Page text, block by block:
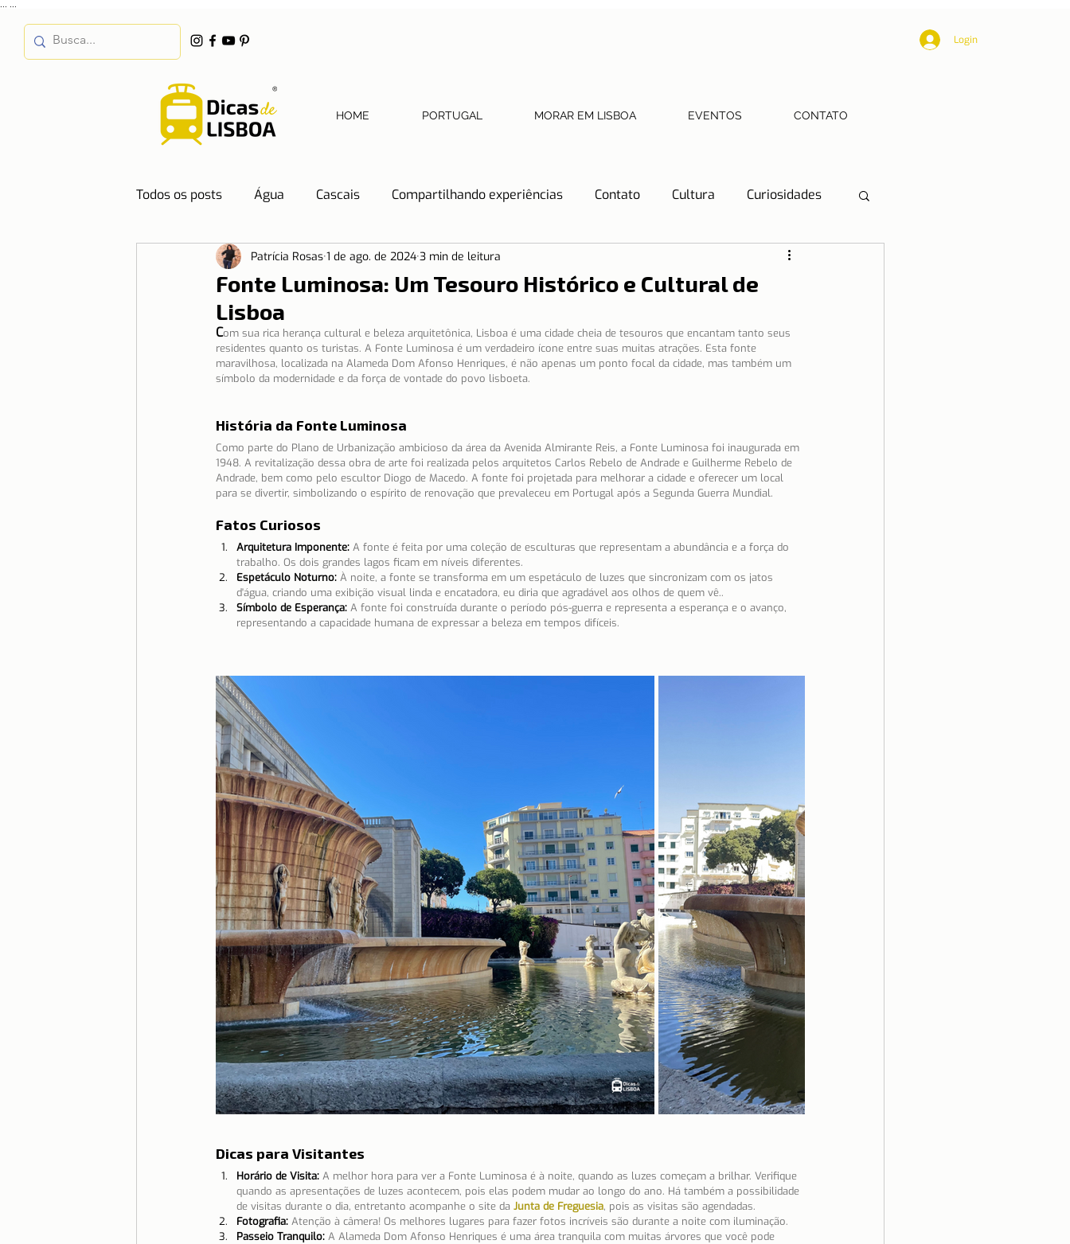
Login
HOME PORTUGAL MORAR EM LISBOA EVENTOS CONTATO
Todos os posts Água Cascais Compartilhando experiências Contato Cultura Curiosidades
Destinos Dicas de Hotéis Dicas de Restaurantes
Emprego Energia
Morar em Lisboa Notícias Porto Portugal
Serra da Estrela Serviços essenciais Sítios e freguesias Sobre nós
Fonte Luminosa: Um Tesouro Histórico e Cultural de
Lisboa
Patrícia Rosas 1 de ago. de 2024 3 min de leitura
Com sua rica herança cultural e beleza arquitetônica, Lisboa é uma cidade cheia de tesouros que encantam tanto seus
residentes quanto os turistas. A Fonte Luminosa é um verdadeiro ícone entre suas muitas atrações. Esta fonte
maravilhosa, localizada na Alameda Dom Afonso Henriques, é não apenas um ponto focal da cidade, mas também um
símbolo da modernidade e da força de vontade do povo lisboeta.
História da Fonte Luminosa
Como parte do Plano de Urbanização ambicioso da área da Avenida Almirante Reis, a Fonte Luminosa foi inaugurada em
1948. A revitalização dessa obra de arte foi realizada pelos arquitetos Carlos Rebelo de Andrade e Guilherme Rebelo de
Andrade, bem como pelo escultor Diogo de Macedo. A fonte foi projetada para melhorar a cidade e oferecer um local
para se divertir, simbolizando o espírito de renovação que prevaleceu em Portugal após a Segunda Guerra Mundial.
Fatos Curiosos
Arquitetura Imponente: A fonte é feita por uma coleção de esculturas que representam a abundância e a força do
trabalho. Os dois grandes lagos ficam em níveis diferentes.
Espetáculo Noturno: À noite, a fonte se transforma em um espetáculo de luzes que sincronizam com os jatos
d'água, criando uma exibição visual linda e encatadora, eu diria que agradável aos olhos de quem vê..
Símbolo de Esperança: A fonte foi construída durante o período pós-guerra e representa a esperança e o avanço,
representando a capacidade humana de expressar a beleza em tempos difíceis.
Dicas para Visitantes
Horário de Visita: A melhor hora para ver a Fonte Luminosa é à noite, quando as luzes começam a brilhar. Verifique
quando as apresentações de luzes acontecem, pois elas podem mudar ao longo do ano. Há também a possibilidade
de visitas durante o dia, entretanto acompanhe o site da Junta de Freguesia, pois as visitas são agendadas.
Fotografia: Atenção à câmera! Os melhores lugares para fazer fotos incríveis são durante a noite com iluminação.
Passeio Tranquilo: A Alameda Dom Afonso Henriques é uma área tranquila com muitas árvores que você pode